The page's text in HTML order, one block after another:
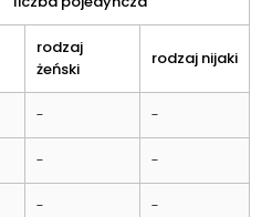
rodzaj
żeński
rodzaj nijaki
- -
- -
- -